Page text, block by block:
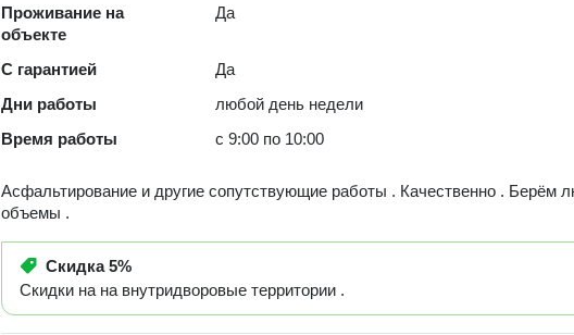
Проживание на
объекте
Да
С гарантией
Да
Дни работы
любой день недели
Время работы
с 9:00 по 10:00
Асфальтирование и другие сопутствующие работы . Качественно . Берём
объемы .
Скидка5%
Скидки на на внутридворовые территории .